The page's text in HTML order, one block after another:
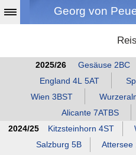
Georg von
2025/26 Gesäuse 2BC
England 4L 5AT
Wien 3BST
Alicante 7ATBS
2024/25
Kitzsteinhorn 4ST
Salzburg 5B
Attersee